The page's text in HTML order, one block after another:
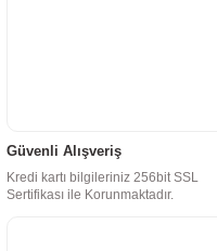
Güvenli Alışveriş
Kredi kartı bilgileriniz 256bit SSL
Sertifikası ile Korunmaktadır.